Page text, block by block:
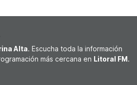
Alta. Escucha toda la información
más cercana en Litoral FM.